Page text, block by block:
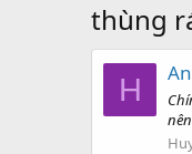
thùng
H